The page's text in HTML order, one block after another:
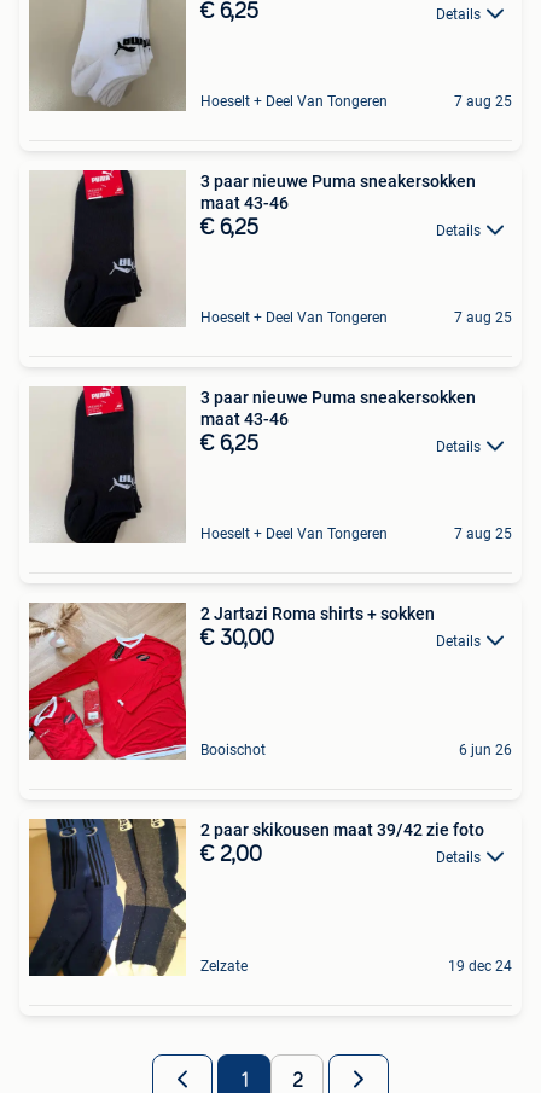
€ 6,25 Details
Hoeselt + Deel Van Tongeren 7 aug 25
3 paar nieuwe Puma sneakersokken
maat 43-46
€ 6,25 Details
Hoeselt + Deel Van Tongeren 7 aug 25
3 paar nieuwe Puma sneakersokken
maat 43-46
€ 6,25 Details
Hoeselt + Deel Van Tongeren 7 aug 25
2 Jartazi Roma shirts + sokken
€ 30,00 Details
Booischot 6 jun 26
2 paar skikousen maat 39/42 zie foto
€ 2,00 Details
Zelzate 19 dec 24
1 2